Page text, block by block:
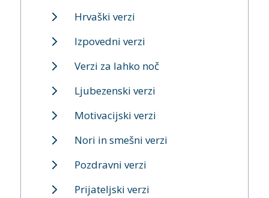
Hrvaški verzi
Izpovedni verzi
Verzi za lahko noč
Ljubezenski verzi
Motivacijski verzi
Nori in smešni verzi
Pozdravni verzi
Prijateljski verzi